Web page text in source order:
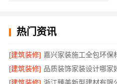
热门资讯
[建筑装修] 嘉兴家装施工全包环保
[建筑装修] 品质装饰家装设计哪家